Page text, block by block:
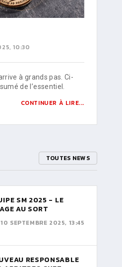
10:30
à grands pas. Ci-
de l’essentiel.
CONTINUER À LIRE...
TOUTES NEWS
SM 2025 - LE
AU SORT
10 SEPTEMBRE 2025, 13:45
RESPONSABLE